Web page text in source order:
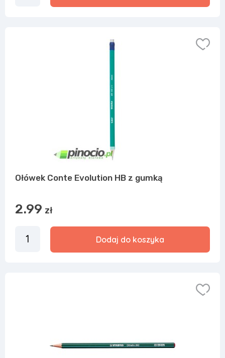
Ołówek Conte Evolution HB z gumką
2.99 zł
Dodaj do koszyka